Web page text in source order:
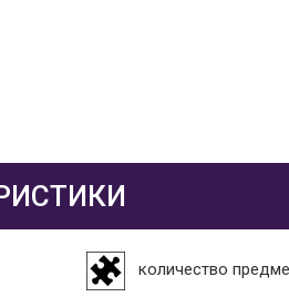
количество